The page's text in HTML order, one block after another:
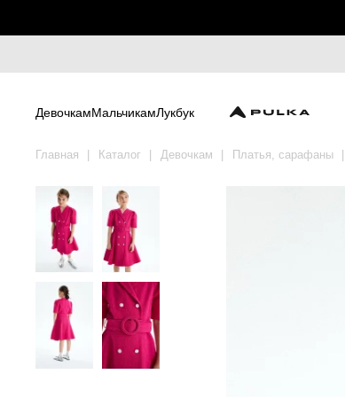
ДевочкамМальчикамЛукбук
Главная Каталог Девочкам Платья, сарафаны